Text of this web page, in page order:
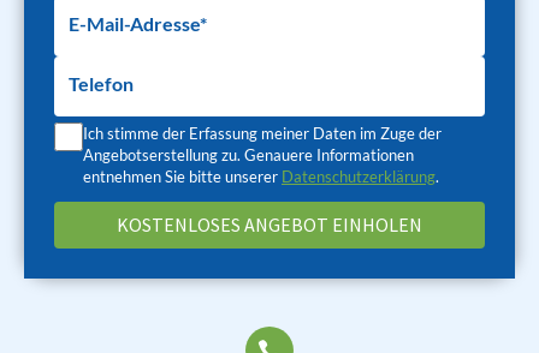
E-Mail-Adresse*
Telefon
Ich stimme der Erfassung meiner Daten im Zuge der
Angebotserstellung zu. Genauere Informationen
entnehmen Sie bitte unserer Datenschutzerklärung.